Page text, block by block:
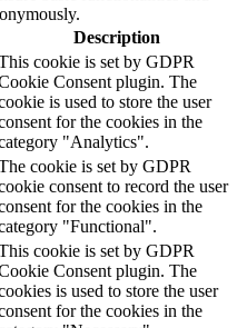
Description
cookie is set by GDPR
Consent plugin. The
is used to store the user
for the cookies in the
"Analytics".
cookie is set by GDPR
consent to record the user
for the cookies in the
"Functional".
cookie is set by GDPR
Consent plugin. The
is used to store the user
for the cookies in the